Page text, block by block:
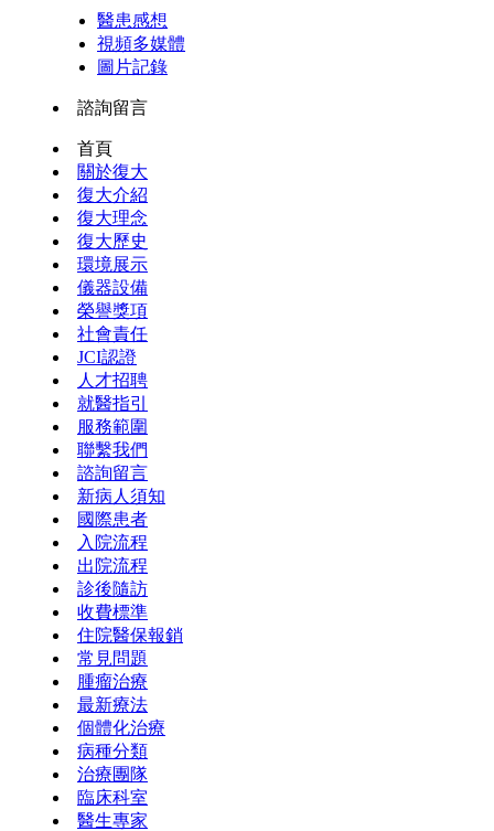
醫患感想
視頻多媒體
圖片記錄
諮詢留言
首頁
關於復大
復大介紹
復大理念
復大歷史
環境展示
儀器設備
榮譽獎項
社會責任
JCI認證
人才招聘
就醫指引
服務範圍
聯繫我們
諮詢留言
新病人須知
國際患者
入院流程
出院流程
診後隨訪
收費標準
住院醫保報銷
常見問題
腫瘤治療
最新療法
個體化治療
病種分類
治療團隊
臨床科室
醫生專家